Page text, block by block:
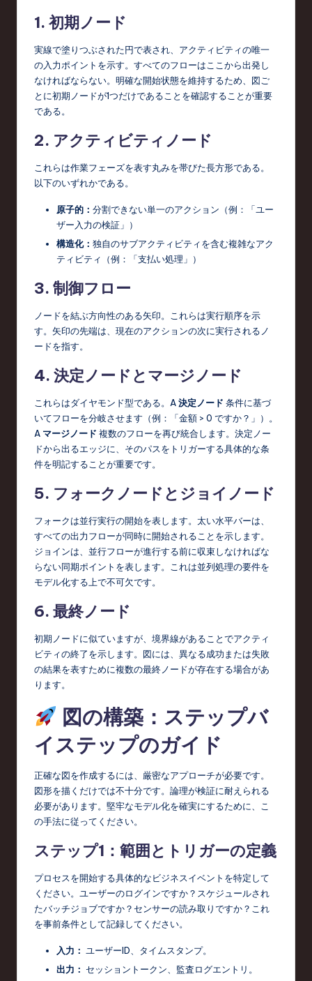
o
1. 初期ノード
実線で塗りつぶされた円で表され、アクティビティの唯一
の入力ポイントを示す。すべてのフローはここから出発し
なければならない。明確な開始状態を維持するため、図ご
とに初期ノードが1つだけであることを確認することが重要
である。
2. アクティビティノード
これらは作業フェーズを表す丸みを帯びた長方形である。
以下のいずれかである。
原子的： 分割できない単一のアクション（例：「ユー
ザー入力の検証」）
構造化： 独自のサブアクティビティを含む複雑なアク
ティビティ（例：「支払い処理」）
3. 制御フロー
ノードを結ぶ方向性のある矢印。これらは実行順序を示
す。矢印の先端は、現在のアクションの次に実行されるノ
ードを指す。
4. 決定ノードとマージノード
これらはダイヤモンド型である。A決定ノード 条件に基づ
いてフローを分岐させます（例：「金額 > 0 ですか？」）。
A マージノード 複数のフローを再び統合します。決定ノー
ドから出るエッジに、そのパスをトリガーする具体的な条
件を明記することが重要です。
5. フォークノードとジョイノード
フォークは並行実行の開始を表します。太い水平バーは、
すべての出力フローが同時に開始されることを示します。
ジョインは、並行フローが進行する前に収束しなければな
らない同期ポイントを表します。これは並列処理の要件を
モデル化する上で不可欠です。
6. 最終ノード
初期ノードに似ていますが、境界線があることでアクティ
ビティの終了を示します。図には、異なる成功または失敗
の結果を表すために複数の最終ノードが存在する場合があ
ります。
図の構築：ステップバ
イステップのガイド
正確な図を作成するには、厳密なアプローチが必要です。
図形を描くだけでは不十分です。論理が検証に耐えられる
必要があります。堅牢なモデル化を確実にするために、こ
の手法に従ってください。
ステップ1：範囲とトリガーの定義
プロセスを開始する具体的なビジネスイベントを特定して
ください。ユーザーのログインですか？スケジュールされ
たバッチジョブですか？センサーの読み取りですか？これ
を事前条件として記録してください。
入力： ユーザーID、タイムスタンプ。
出力： セッショントークン、監査ログエントリ。